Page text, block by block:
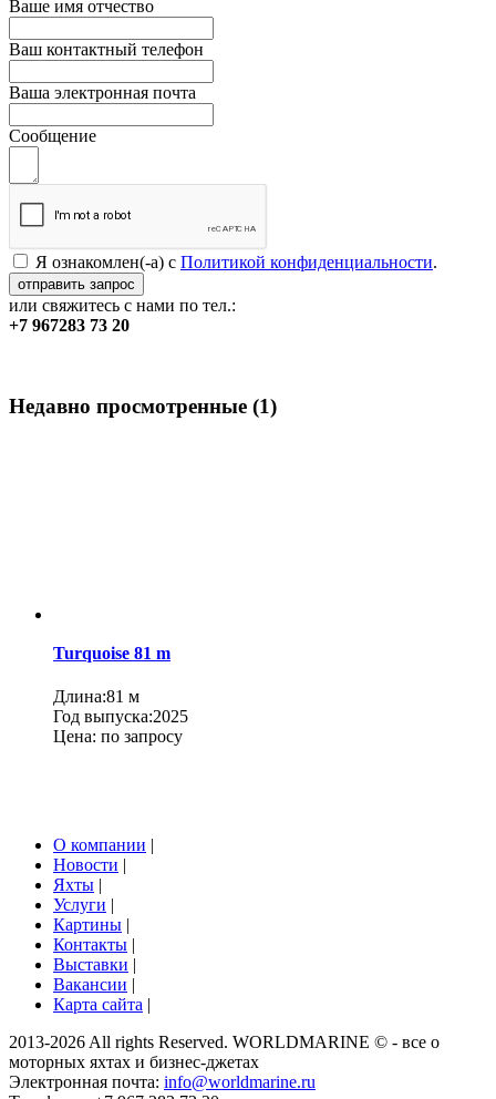
Ваше имя отчество
Ваш контактный телефон
Ваша электронная почта
Сообщение
Я ознакомлен(-а) с Политикой конфиденциальности.
или свяжитесь с нами по тел.:
+7 967283 73 20
Недавно просмотренные (1)
Turquoise 81 m
Длина:81 м
Год выпуска:2025
Цена: по запросу
О компании |
Новости |
Яхты |
Услуги |
Картины |
Контакты |
Выставки |
Вакансии |
Карта сайта |
2013-2026 All rights Reserved. WORLDMARINE © - все о
моторных яхтах и бизнес-джетах
Электронная почта: info@worldmarine.ru